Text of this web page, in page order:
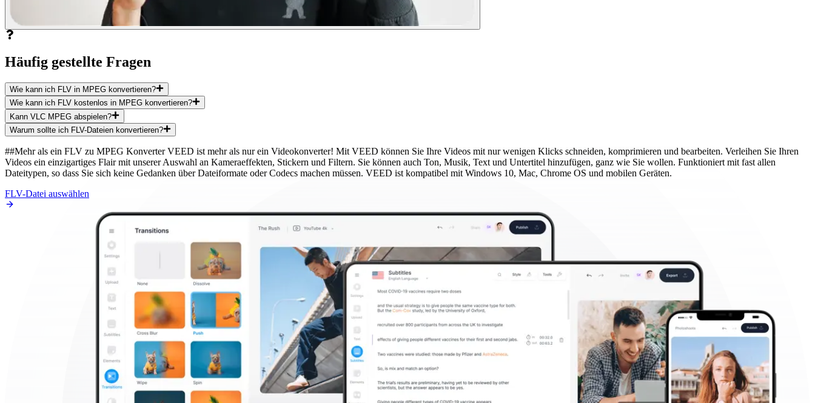
Häufig gestellte Fragen
Wie kann ich FLV in MPEG konvertieren?
Wie kann ich FLV kostenlos in MPEG konvertieren?
Kann VLC MPEG abspielen?
Warum sollte ich FLV-Dateien konvertieren?
##Mehr als ein FLV zu MPEG Konverter VEED ist mehr als nur ein Videokonverter! Mit VEED können Sie Ihre Videos mit nur wenigen Klicks schneiden, komprimieren und bearbeiten. Verleihen Sie Ihren
Videos ein einzigartiges Flair mit unserer Auswahl an Kameraeffekten, Stickern und Filtern. Sie können auch Ton, Musik, Text und Untertitel hinzufügen, ganz wie Sie wollen. Funktioniert mit fast allen
Dateitypen, so dass Sie sich keine Gedanken über Dateiformate oder Codecs machen müssen. VEED ist kompatibel mit Windows 10, Mac, Chrome OS und mobilen Geräten.
FLV-Datei auswählen